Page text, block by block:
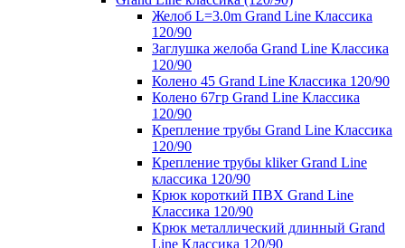
Желоб L=3.0m Grand Line Классика
120/90
Заглушка желоба Grand Line Классика
120/90
Колено 45 Grand Line Классика 120/90
Колено 67гр Grand Line Классика
120/90
Крепление трубы Grand Line Классика
120/90
Крепление трубы kliker Grand Line
классика 120/90
Крюк короткий ПВХ Grand Line
Классика 120/90
Крюк металлический длинный Grand
Line Классика 120/90